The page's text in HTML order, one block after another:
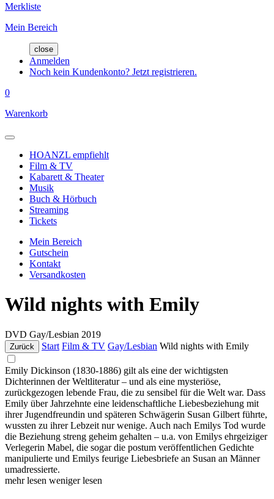
Merkliste
Mein Bereich
close
Anmelden
Noch kein Kundenkonto? Jetzt registrieren.
0
Warenkorb
HOANZL empfiehlt
Film & TV
Kabarett & Theater
Musik
Buch & Hörbuch
Streaming
Tickets
Mein Bereich
Gutschein
Kontakt
Versandkosten
Wild nights with Emily
DVD Gay/Lesbian 2019
Zurück Start Film & TV Gay/Lesbian Wild nights with Emily
Emily Dickinson (1830-1886) gilt als eine der wichtigsten
Dichterinnen der Weltliteratur – und als eine mysteriöse,
zurückgezogen lebende Frau, die zu sensibel für die Welt war. Dass
Emily über Jahrzehnte eine leidenschaftliche Liebesbeziehung mit
ihrer Jugendfreundin und späteren Schwägerin Susan Gilbert führte,
wussten zu ihrer Lebzeit nur wenige. Auch nach Emilys Tod wurde
die Beziehung streng geheim gehalten – u.a. von Emilys ehrgeiziger
Verlegerin Mabel, die sogar die postum veröffentlichen Gedichte
manipulierte und Emilys feurige Liebesbriefe an Susan an Männer
umadressierte.
mehr lesen weniger lesen